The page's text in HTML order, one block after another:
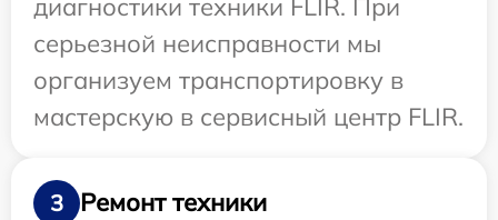
диагностики техники FLIR. При
серьезной неисправности мы
организуем транспортировку в
мастерскую в сервисный центр FLIR.
3
Ремонт техники